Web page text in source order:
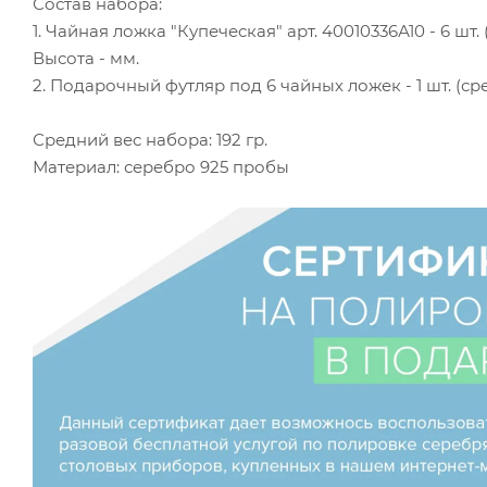
1. Чайная ложка "Купеческая" арт. 40010336А10 - 6
Высота - мм.
2. Подарочный футляр под 6 чайных ложек - 1 шт.
Средний вес набора: 192 гр.
Материал: серебро 925 пробы